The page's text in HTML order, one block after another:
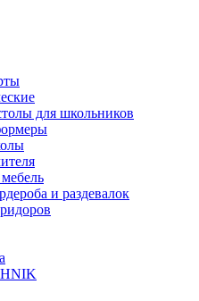
для школьников
и раздевалок